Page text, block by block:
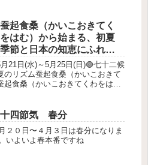
蚕起食桑（かいこおきてく
はむ）から始まる、初夏
節と日本の知恵にふれる
らし」
日(水)～5月25日(日)🟢七十二候
のリズム蚕起食桑（かいこおきて
起食桑（かいこおきてくわをは
四節気 春分
２０日〜４月３日は春分になりま
いよいよ春本番ですね